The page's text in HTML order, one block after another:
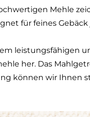
Mehle
für feines
leistungsfähigen
her. Das
können wir Ihnen